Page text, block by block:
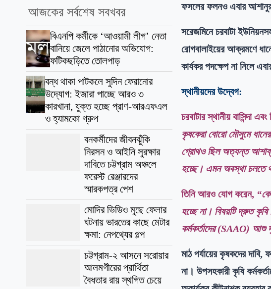
আজকের সর্বশেষ সবখবর
বিএনপি কর্মীকে ‘আওয়ামী লীগ’ নেতা
বানিয়ে জেলে পাঠানোর অভিযোগ:
ফটিকছড়িতে তোলপাড়
বন্ধ থাকা পাটকলে সুদিন ফেরানোর
উদ্যোগ: ইজারা পাচ্ছে আরও ৩
কারখানা, যুক্ত হচ্ছে প্রাণ-আরএফএল
ও হ্যামকো গ্রুপ
বনকর্মীদের জীবনঝুঁকি
নিরসন ও আইনি সুরক্ষার
দাবিতে চট্টগ্রাম অঞ্চলে
ফরেস্ট রেঞ্জারদের
স্মারকপত্র পেশ
মোদির ভিডিও মুছে ফেলার
ঘটনায় ভারতের কাছে মেটার
ক্ষমা: নেপথ্যের গল্প
চট্টগ্রাম-২ আসনে সরোয়ার
আলমগীরের প্রার্থিতা
বৈধতার রায় স্থগিত চেয়ে
ফসলের ফলনও এবার
​সরেজমিনে চরবাটা
রোগবালাইয়ের আক্রমণে
কার্যকর পদক্ষেপ না নিলে
স্থানীয়দের উদ্বেগ:
চরবাটার স্থানীয় বাসিন্দা
কৃষকেরা বোরো মৌসুমে ধানের
গ্রোথও ছিল অত্যন্ত
হচ্ছে। এমন অবস্থা চলতে
তিনি আরও যোগ করেন,
হচ্ছে না। বিষয়টি দ্রুত
কর্মকর্তাদের (SAAO) আশু
মাঠ পর্যায়ের কৃষকদের
না। উপসহকারী কৃষি